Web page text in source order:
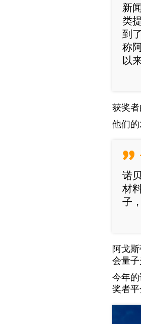
新
类
到
称
以
获奖
他们
诺
材
子
阿戈
会量
今年
奖者平